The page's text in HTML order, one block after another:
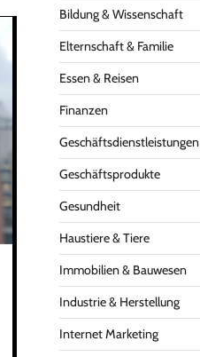
Bildung & Wissenschaft
Elternschaft & Familie
Essen & Reisen
Finanzen
Geschäftsdienstleistungen
Geschäftsprodukte
Gesundheit
Haustiere & Tiere
Immobilien & Bauwesen
Industrie & Herstellung
Internet Marketing